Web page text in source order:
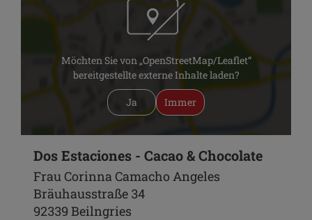
Möchten Sie von „OpenStreetMap/Leaflet“
bereitgestellte externe Inhalte laden?
Ja Immer
Dos Estaciones - Cacao & Chocolate
Frau Corinna Camacho Angeles
Bräuhausstraße 34
92339 Beilngries